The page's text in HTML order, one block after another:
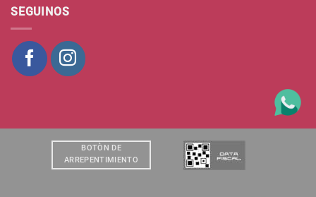
SEGUINOS
BOTÒN DE
ARREPENTIMIENTO